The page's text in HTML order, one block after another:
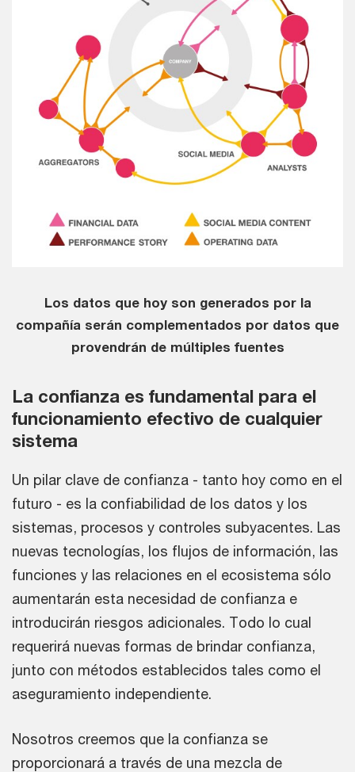
Los datos que hoy son generados por la
compañía serán complementados por datos que
provendrán de múltiples fuentes
La confianza es fundamental para el
funcionamiento efectivo de cualquier
sistema
Un pilar clave de confianza - tanto hoy como en el
futuro - es la confiabilidad de los datos y los
sistemas, procesos y controles subyacentes. Las
nuevas tecnologías, los flujos de información, las
funciones y las relaciones en el ecosistema sólo
aumentarán esta necesidad de confianza e
introducirán riesgos adicionales. Todo lo cual
requerirá nuevas formas de brindar confianza,
junto con métodos establecidos tales como el
aseguramiento independiente.
Nosotros creemos que la confianza se
proporcionará a través de una mezcla de